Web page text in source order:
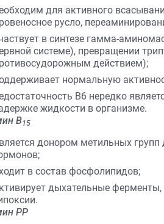
для активного
русло,
в синтезе гамма-
системе), превращении
действием);
нормальную
В6 нередко
жидкости в организме.
В15
донором метильных групп
в состав фосфолипидов;
дыхательные
РР